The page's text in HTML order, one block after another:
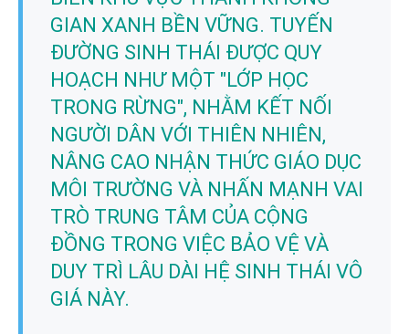
GIAN XANH BỀN VỮNG. TUYẾN
ĐƯỜNG SINH THÁI ĐƯỢC QUY
HOẠCH NHƯ MỘT "LỚP HỌC
TRONG RỪNG", NHẰM KẾT NỐI
NGƯỜI DÂN VỚI THIÊN NHIÊN,
NÂNG CAO NHẬN THỨC GIÁO DỤC
MÔI TRƯỜNG VÀ NHẤN MẠNH VAI
TRÒ TRUNG TÂM CỦA CỘNG
ĐỒNG TRONG VIỆC BẢO VỆ VÀ
DUY TRÌ LÂU DÀI HỆ SINH THÁI VÔ
GIÁ NÀY.